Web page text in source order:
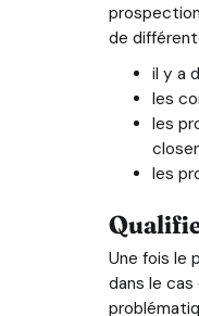
de
il y a
les
les
les
Une fois le
dans le